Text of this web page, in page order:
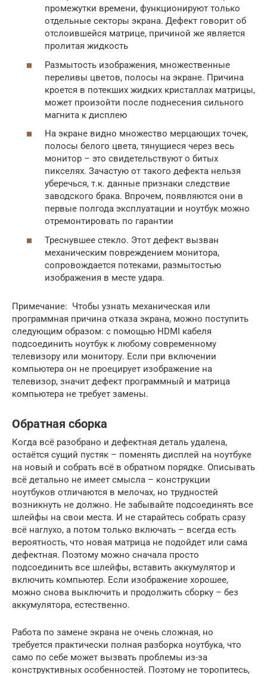
промежутки времени, функционируют только
отдельные секторы экрана. Дефект говорит об
отслоившейся матрице, причиной же является
пролитая жидкость
Размытость изображения, множественные
переливы цветов, полосы на экране. Причина
кроется в потекших жидких кристаллах матрицы,
может произойти после поднесения сильного
магнита к дисплею
На экране видно множество мерцающих точек,
полосы белого цвета, тянущиеся через весь
монитор – это свидетельствуют о битых
пикселях. Зачастую от такого дефекта нельзя
уберечься, т.к. данные признаки следствие
заводского брака. Впрочем, появляются они в
первые полгода эксплуатации и ноутбук можно
отремонтировать по гарантии
Треснувшее стекло. Этот дефект вызван
механическим повреждением монитора,
сопровождается потеками, размытостью
изображения в месте удара.
Примечание: Чтобы узнать механическая или
программная причина отказа экрана, можно поступить
следующим образом: с помощью HDMI кабеля
подсоединить ноутбук к любому современному
телевизору или монитору. Если при включении
компьютера он не проецирует изображение на
телевизор, значит дефект программный и матрица
компьютера не требует замены.
Обратная сборка
Когда всё разобрано и дефектная деталь удалена,
остаётся сущий пустяк – поменять дисплей на ноутбуке
на новый и собрать всё в обратном порядке. Описывать
всё детально не имеет смысла – конструкции
ноутбуков отличаются в мелочах, но трудностей
возникнуть не должно. Не забывайте подсоединять все
шлейфы на свои места. И не старайтесь собрать сразу
всё наглухо, а потом только включать – всегда есть
вероятность, что новая матрица не подойдет или сама
дефектная. Поэтому можно сначала просто
подсоединить все шлейфы, вставить аккумулятор и
включить компьютер. Если изображение хорошее,
можно снова выключить и продолжить сборку – без
аккумулятора, естественно.
Работа по замене экрана не очень сложная, но
требуется практически полная разборка ноутбука, что
само по себе может вызвать проблемы из-за
конструктивных особенностей. Поэтому не торопитесь,